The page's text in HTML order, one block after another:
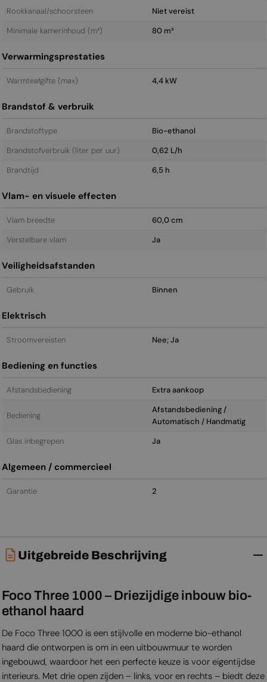
Rookkanaal/schoorsteen
Niet vereist
Minimale kamerinhoud (m³)
80 m³
Verwarmingsprestaties
Warmteafgifte (max) 4,4 kW
Brandstof & verbruik
Brandstoftype
Bio-ethanol
Brandstofverbruik (liter per uur)
0,62 L/h
Brandtijd
6,5 h
Vlam- en visuele effecten
Vlam breedte
60,0 cm
Verstelbare vlam
Ja
Veiligheidsafstanden
Gebruik Binnen
Elektrisch
Stroomvereisten Nee; Ja
Bediening en functies
Afstandsbediening Extra aankoop
Bediening
Afstandsbediening /
Automatisch / Handmatig
Glas inbegrepen
Ja
Algemeen / commercieel
Garantie 2
Uitgebreide Beschrijving
Foco Three 1000 – Driezijdige inbouw bio-
ethanol haard
De Foco Three 1000 is een stijlvolle en moderne bio-ethanol
haard die ontworpen is om in een uitbouwmuur te worden
ingebouwd, waardoor het een perfecte keuze is voor eigentijdse
interieurs. Met drie open zijden – links, voor en rechts – biedt deze